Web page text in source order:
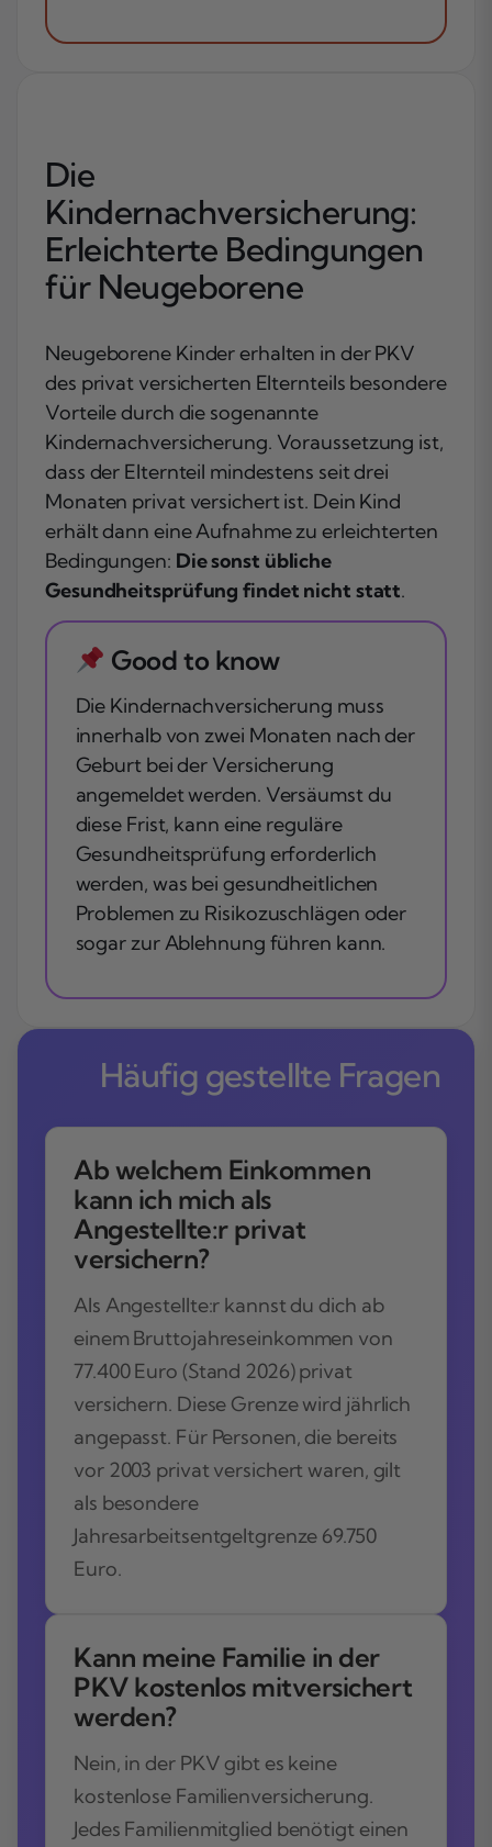
Die
Kindernachversicherung:
Erleichterte Bedingungen
für Neugeborene
Neugeborene Kinder erhalten in der PKV
des privat versicherten Elternteils besondere
Vorteile durch die sogenannte
Kindernachversicherung. Voraussetzung ist,
dass der Elternteil mindestens seit drei
Monaten privat versichert ist. Dein Kind
erhält dann eine Aufnahme zu erleichterten
Bedingungen: Die sonst übliche
Gesundheitsprüfung findet nicht statt.
Good to know
Die Kindernachversicherung muss
innerhalb von zwei Monaten nach der
Geburt bei der Versicherung
angemeldet werden. Versäumst du
diese Frist, kann eine reguläre
Gesundheitsprüfung erforderlich
werden, was bei gesundheitlichen
Problemen zu Risikozuschlägen oder
sogar zur Ablehnung führen kann.
Häufig gestellte Fragen
Ab welchem Einkommen
kann ich mich als
Angestellte:r privat
versichern?
Als Angestellte:r kannst du dich ab
einem Bruttojahreseinkommen von
77.400 Euro (Stand 2026) privat
versichern. Diese Grenze wird jährlich
angepasst. Für Personen, die bereits
vor 2003 privat versichert waren, gilt
als besondere
Jahresarbeitsentgeltgrenze 69.750
Euro.
Kann meine Familie in der
PKV kostenlos mitversichert
werden?
Nein, in der PKV gibt es keine
kostenlose Familienversicherung.
Jedes Familienmitglied benötigt einen